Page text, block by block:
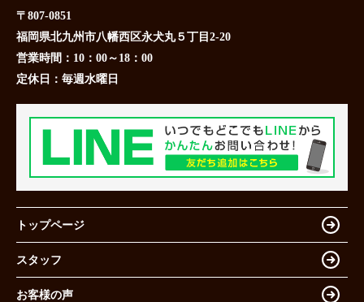
〒807-0851
福岡県北九州市八幡西区永犬丸５丁目2-20
営業時間： 10：00～18：00
定休日： 毎週水曜日
トップページ
スタッフ
お客様の声